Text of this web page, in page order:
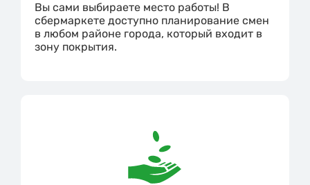
Вы сами выбираете место работы! В
сбермаркете доступно планирование смен
в любом районе города, который входит в
зону покрытия.